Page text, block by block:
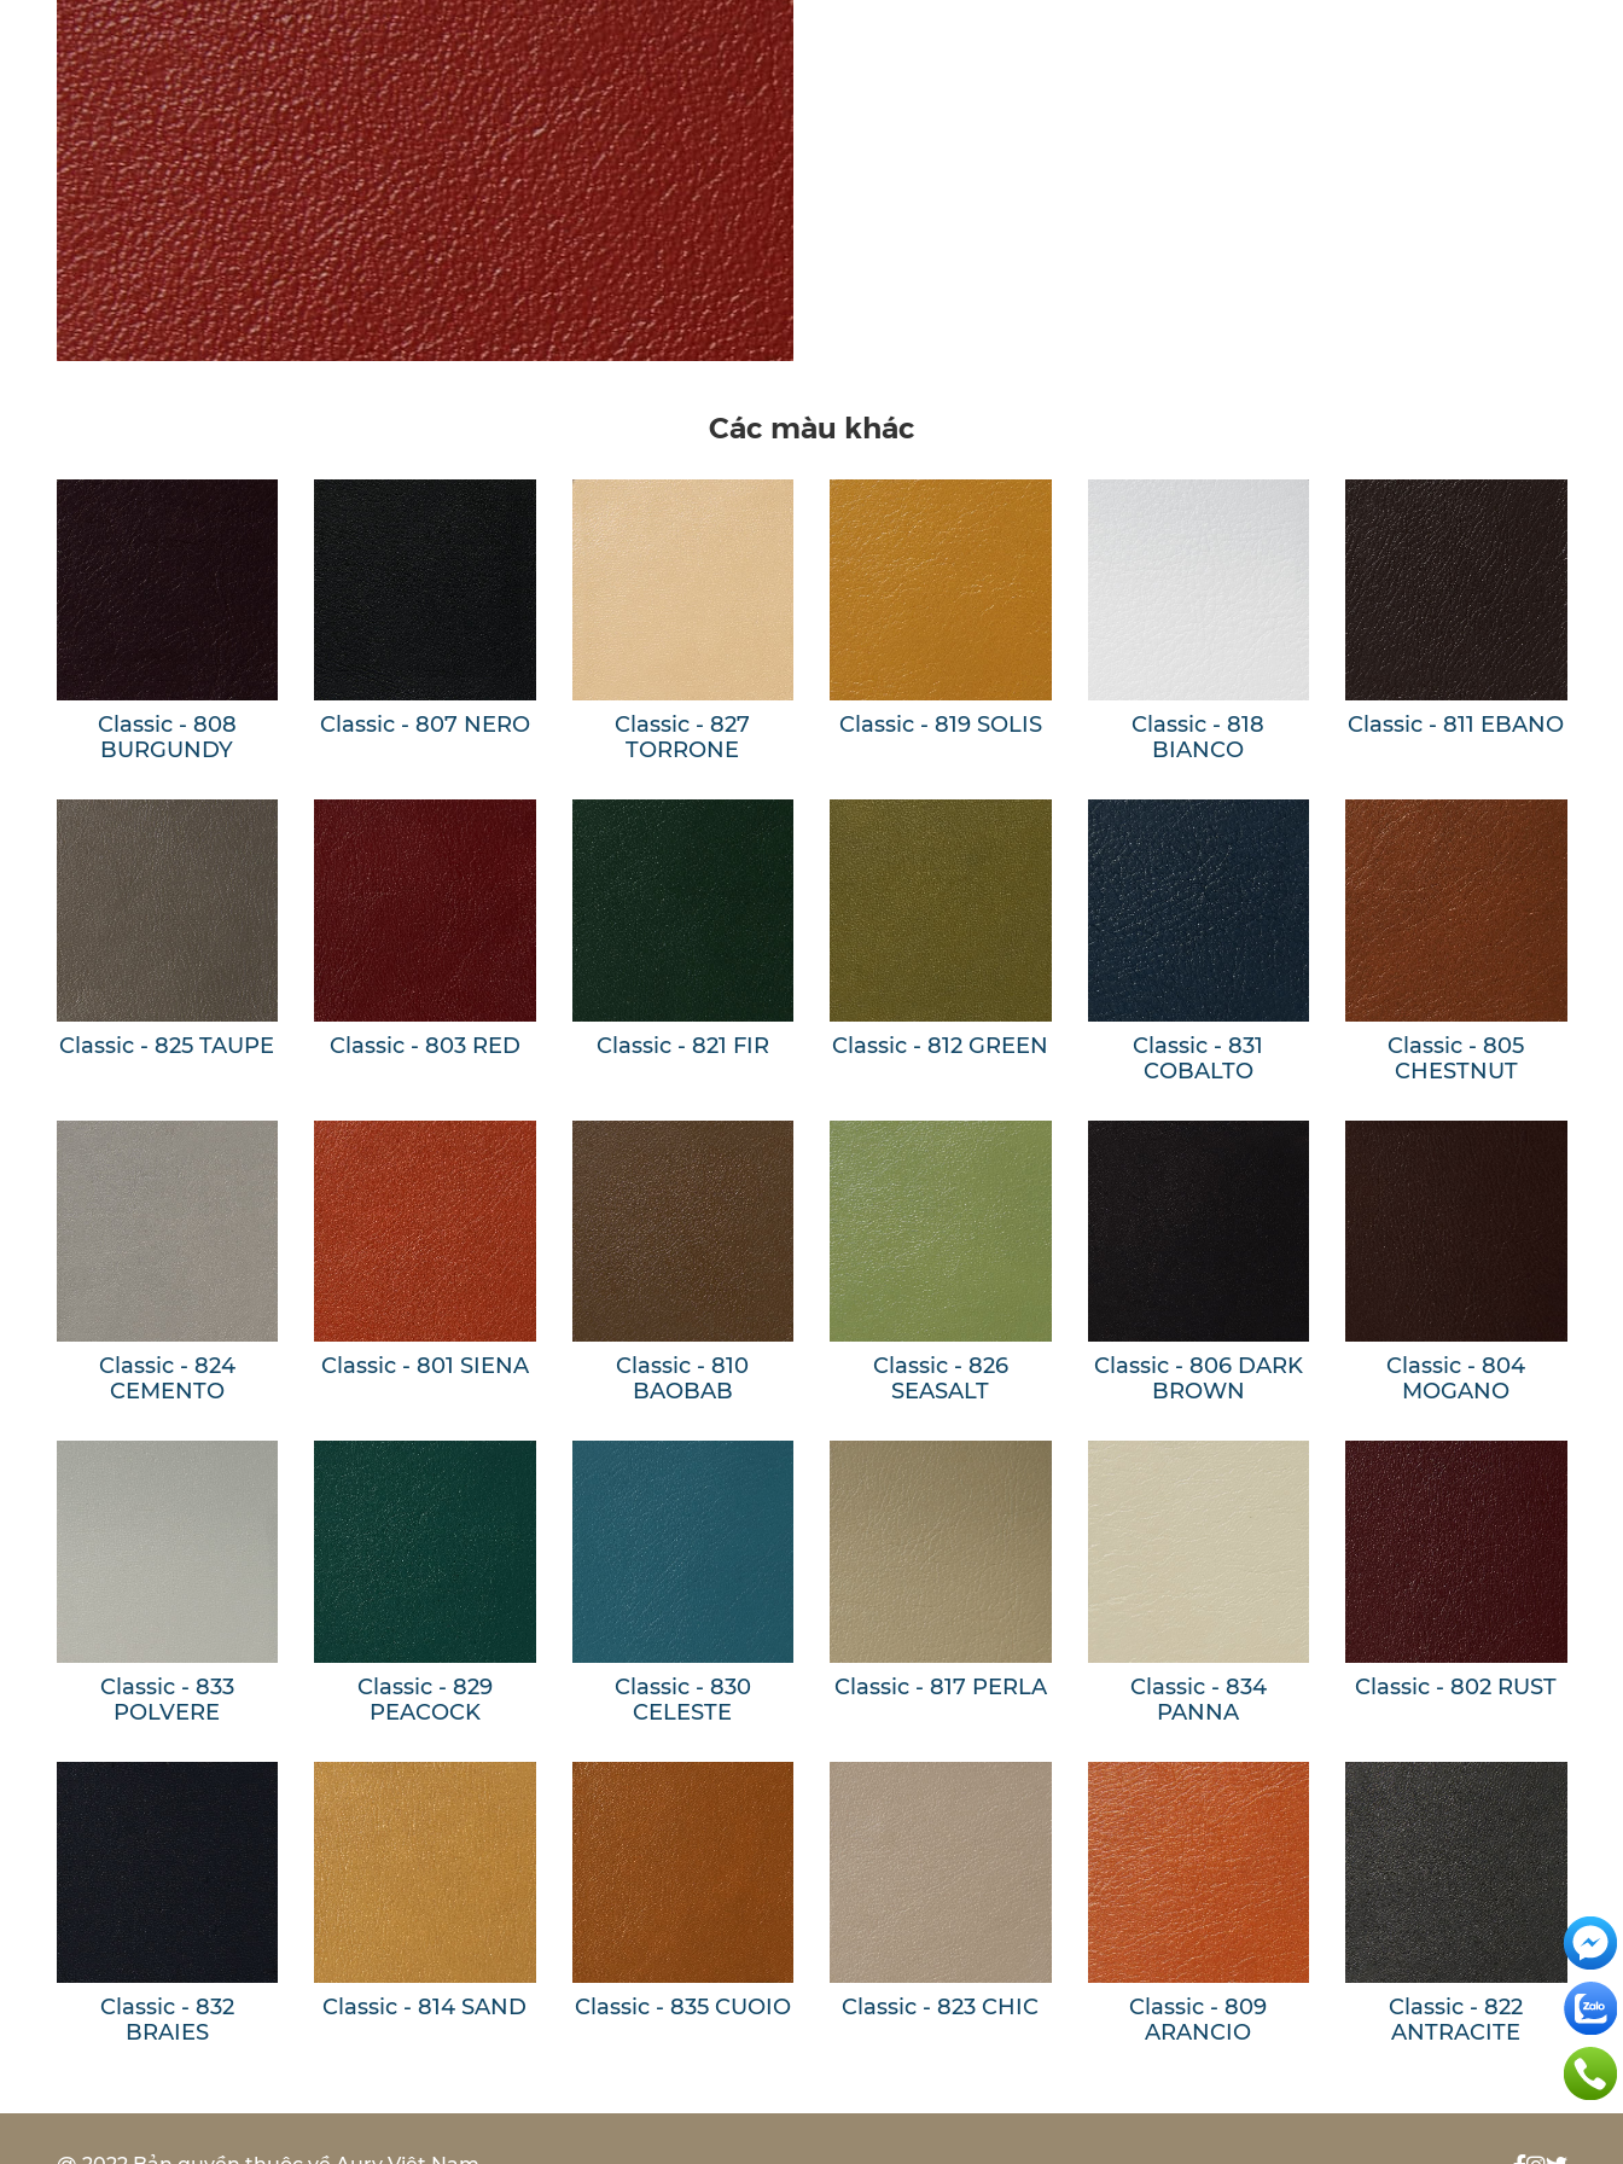
Các màu khác
Classic - 808
BURGUNDY
Classic - 807 NERO
Classic - 827
TORRONE
Classic - 819 SOLIS
Classic - 818
BIANCO
Classic - 811 EBANO
Classic - 825 TAUPE Classic - 803 RED Classic - 821 FIR Classic - 812 GREEN
Classic - 831
COBALTO
Classic - 805
CHESTNUT
Classic - 824
CEMENTO
Classic - 801 SIENA
Classic - 810
BAOBAB
Classic - 826
SEASALT
Classic - 806 DARK
BROWN
Classic - 804
MOGANO
Classic - 833
POLVERE
Classic - 829
PEACOCK
Classic - 830
CELESTE
Classic - 817 PERLA
Classic - 834
PANNA
Classic - 802 RUST
Classic - 832
BRAIES
Classic - 814 SAND Classic - 835 CUOIO Classic - 823 CHIC
Classic - 809
ARANCIO
Classic - 822
ANTRACITE